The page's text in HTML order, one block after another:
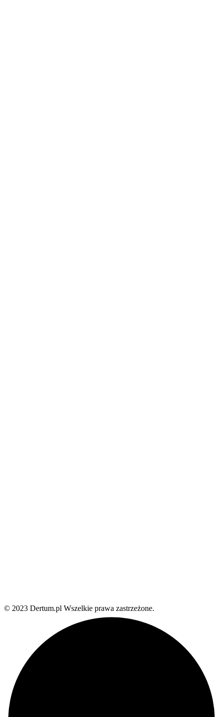
© 2023 Dertum.pl Wszelkie prawa zastrzeżone.